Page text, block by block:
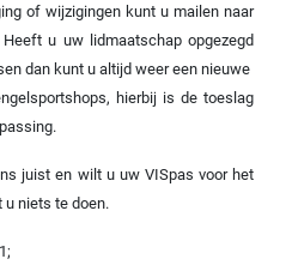
of wijzigingen kunt u mailen naar
Heeft u uw lidmaatschap opgezegd
dan kunt u altijd weer een nieuwe
hierbij is de toeslag
juist en wilt u uw VISpas voor het
u niets te doen.